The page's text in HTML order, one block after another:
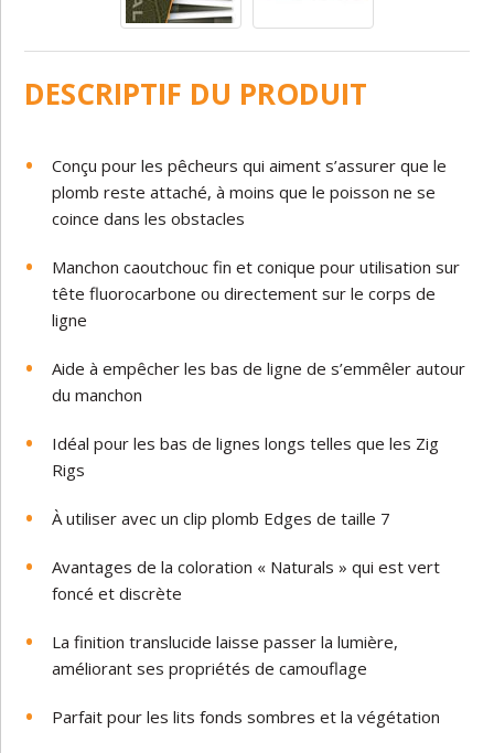
DESCRIPTIF DU PRODUIT
Conçu pour les pêcheurs qui aiment s’assurer que le
plomb reste attaché, à moins que le poisson ne se
coince dans les obstacles
Manchon caoutchouc fin et conique pour utilisation sur
tête fluorocarbone ou directement sur le corps de
ligne
Aide à empêcher les bas de ligne des’emmêler autour
du manchon
Idéal pour lesbas de lignes longs telles que les Zig
Rigs
À utiliser avec un clip plomb Edges de taille 7
Avantages de la coloration « Naturals » qui est vert
foncé et discrète
La finition translucide laisse passer la lumière,
améliorant ses propriétés decamouflage
Parfait pour les lits fonds sombres et la végétation